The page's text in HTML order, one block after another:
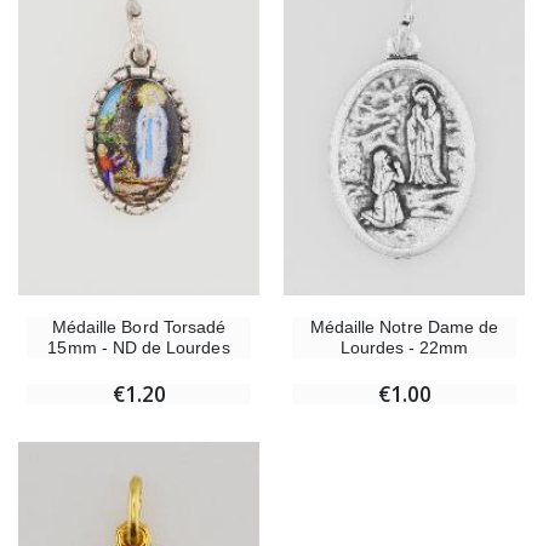
Médaille Bord Torsadé
15mm - ND de Lourdes
€1.20
Médaille Notre Dame de
Lourdes - 22mm
€1.00